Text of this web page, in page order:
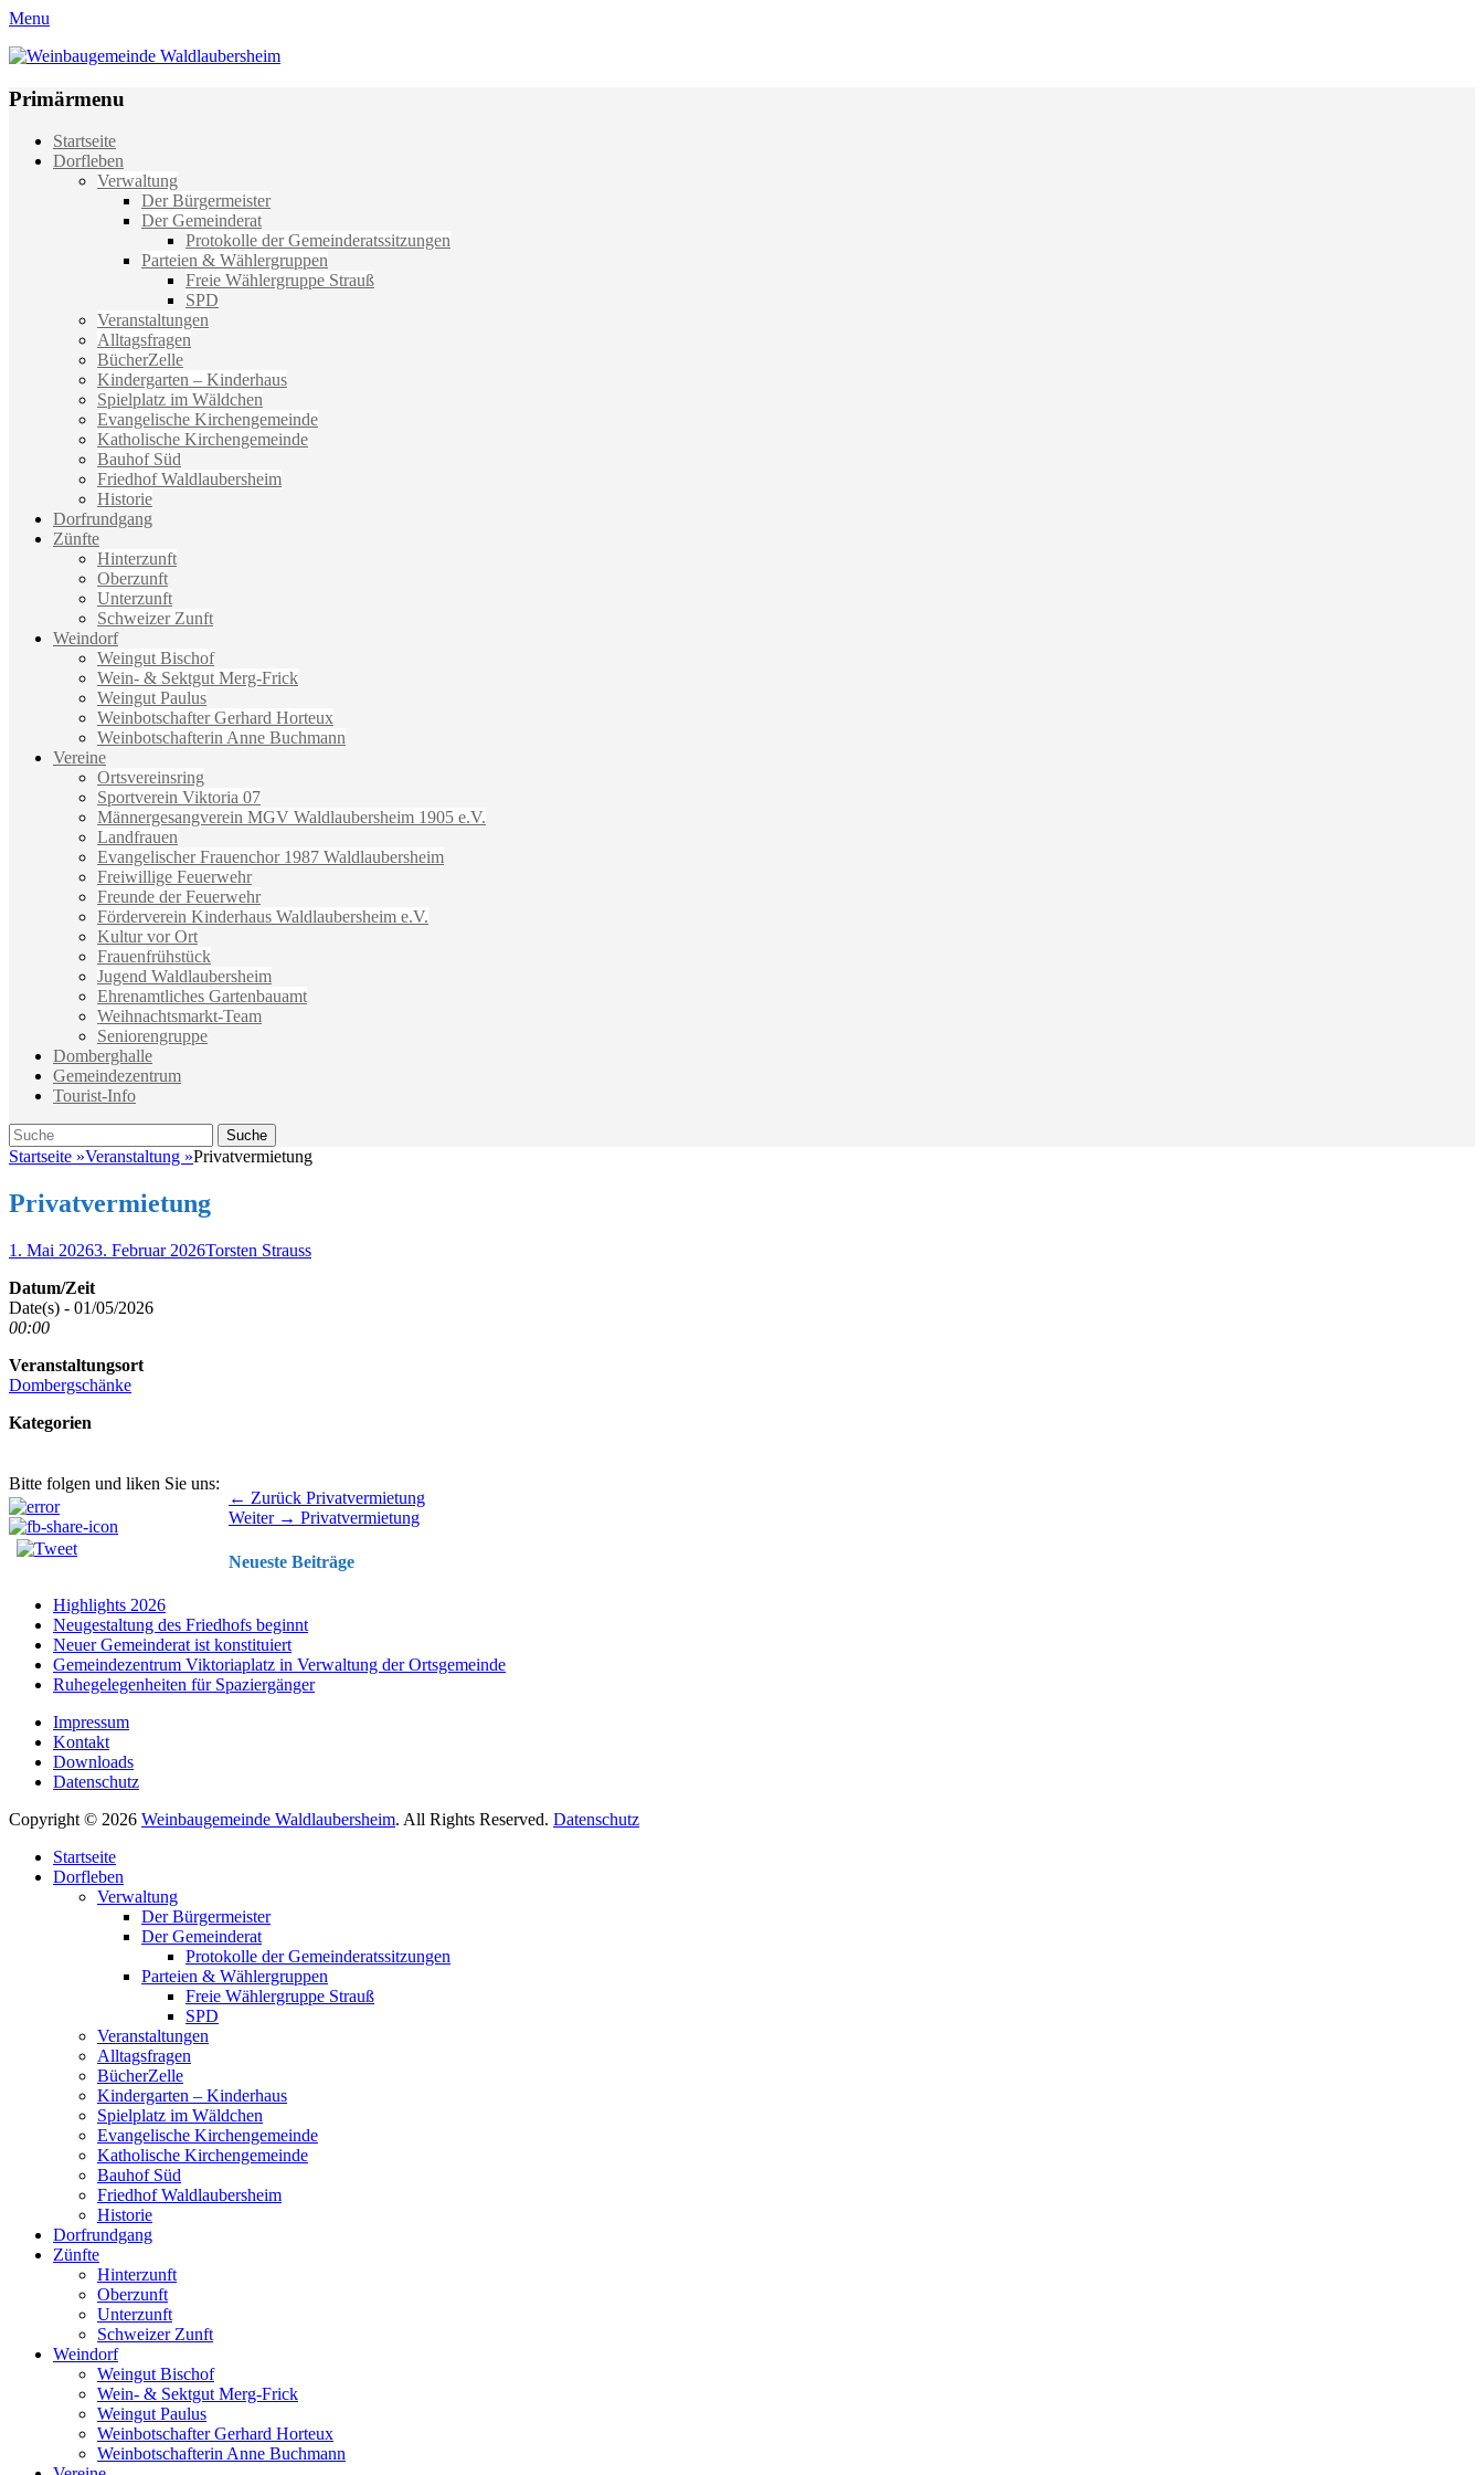
Menu
Weinbaugemeinde Waldlaubersheim
Primärmenu
Weiter
zum
Startseite
Dorfleben
Verwaltung
Der Bürgermeister
Der Gemeinderat
Protokolle der Gemeinderatssitzungen
Parteien & Wählergruppen
Freie Wählergruppe Strauß
SPD
Veranstaltungen
Alltagsfragen
BücherZelle
Kindergarten – Kinderhaus
Spielplatz im Wäldchen
Evangelische Kirchengemeinde
Katholische Kirchengemeinde
Bauhof Süd
Friedhof Waldlaubersheim
Historie
Dorfrundgang
Zünfte
Hinterzunft
Oberzunft
Unterzunft
Schweizer Zunft
Weindorf
Weingut Bischof
Wein- & Sektgut Merg-Frick
Weingut Paulus
Weinbotschafter Gerhard Horteux
Weinbotschafterin Anne Buchmann
Vereine
Ortsvereinsring
Sportverein Viktoria 07
Männergesangverein MGV Waldlaubersheim 1905 e.V.
Landfrauen
Evangelischer Frauenchor 1987 Waldlaubersheim
Freiwillige Feuerwehr
Freunde der Feuerwehr
Förderverein Kinderhaus Waldlaubersheim e.V.
Kultur vor Ort
Frauenfrühstück
Jugend Waldlaubersheim
Ehrenamtliches Gartenbauamt
Weihnachtsmarkt-Team
Seniorengruppe
Domberghalle
Gemeindezentrum
Tourist-Info
Suche
Suche
nach:
Startseite »Veranstaltung »Privatvermietung
Privatvermietung
Veröffentlicht
1. Mai 20263. Februar 2026Autor
Torsten Strauss
Datum/Zeit
Date(s) - 01/05/2026
00:00
Veranstaltungsort
Dombergschänke
Kategorien
Bitte folgen und liken Sie uns:
Beitragsnavigation ← Zurück Vorhergehender
Beitrag:
Privatvermietung
Weiter → Nächster
Privatvermietung
Neueste Beiträge
Highlights 2026
Neugestaltung des Friedhofs beginnt
Neuer Gemeinderat ist konstituiert
Gemeindezentrum Viktoriaplatz in Verwaltung der Ortsgemeinde
Ruhegelegenheiten für Spaziergänger
Impressum
Kontakt
Downloads
Datenschutz
Copyright © 2026 Weinbaugemeinde Waldlaubersheim. All Rights Reserved. Datenschutz
oben
scrollen
Startseite
Dorfleben
Verwaltung
Der Bürgermeister
Der Gemeinderat
Protokolle der Gemeinderatssitzungen
Parteien & Wählergruppen
Freie Wählergruppe Strauß
SPD
Veranstaltungen
Alltagsfragen
BücherZelle
Kindergarten – Kinderhaus
Spielplatz im Wäldchen
Evangelische Kirchengemeinde
Katholische Kirchengemeinde
Bauhof Süd
Friedhof Waldlaubersheim
Historie
Dorfrundgang
Zünfte
Hinterzunft
Oberzunft
Unterzunft
Schweizer Zunft
Weindorf
Weingut Bischof
Wein- & Sektgut Merg-Frick
Weingut Paulus
Weinbotschafter Gerhard Horteux
Weinbotschafterin Anne Buchmann